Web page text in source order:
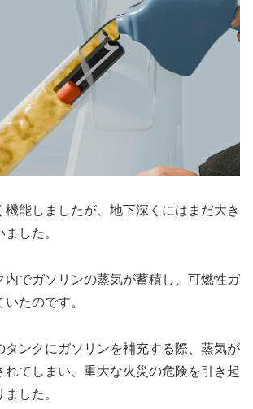
機能しましたが、地下深くにはまだ大き
した。
内でガソリンの蒸気が蓄積し、可燃性ガ
たのです。
タンクにガソリンを補充する際、蒸気が
れてしまい、重大な火災の危険を引き起
した。